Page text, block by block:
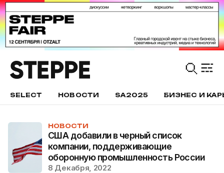
SELECT НОВОСТИ SA2025 БИЗНЕС И
НОВОСТИ
США добавили в черный список
компании, поддерживающие
оборонную промышленность России
8 Декабря, 2022